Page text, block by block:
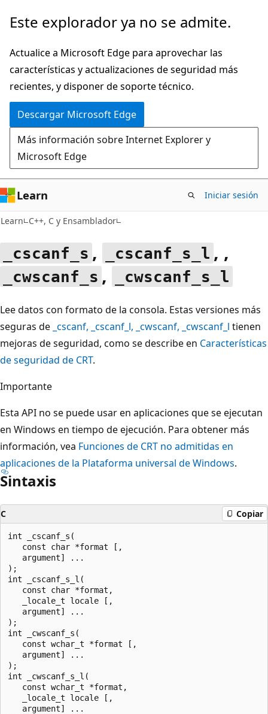
Ir
contenido
principal
Este explorador ya no se admite.
Actualice a Microsoft Edge para aprovechar las
características y actualizaciones de seguridad más
recientes, y disponer de soporte técnico.
Descargar Microsoft Edge
Más información sobre Internet Explorer y
Microsoft Edge
Learn Iniciar sesión
Learn C++, C y Ensamblador
_cscanf_s , _cscanf_s_l , ,
_cwscanf_s , _cwscanf_s_l
Lee datos con formato de la consola. Estas versiones más
seguras de _cscanf, _cscanf_l, _cwscanf, _cwscanf_l tienen
mejoras de seguridad, como se describe en Características
de seguridad de CRT.
Importante
Esta API no se puede usar en aplicaciones que se ejecutan
en Windows en tiempo de ejecución. Para obtener más
información, vea Funciones de CRT no admitidas en
aplicaciones de la Plataforma universal de Windows.
Sintaxis
C Copiar
int _cscanf_s(
   const char *format [,
   argument] ...
);
int _cscanf_s_l(
   const char *format,
   _locale_t locale [,
   argument] ...
);
int _cwscanf_s(
   const wchar_t *format [,
   argument] ...
);
int _cwscanf_s_l(
   const wchar_t *format,
   _locale_t locale [,
   argument] ...